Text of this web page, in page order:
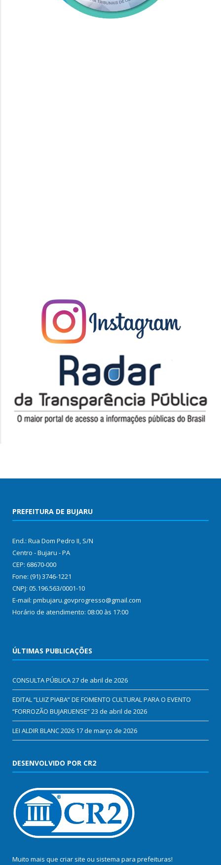
PREFEITURA DE BUJARU
End.: Rua Dom Pedro II, S/N
Centro - Bujaru - PA
CEP: 68670-000
Fone: (91) 3746-1221
CNPJ: 05.196.563/0001-10
E-mail: pmbujaru.govprogresso@gmail.com
Horário de atendimento: 08:00 às 17:00
ÚLTIMAS PUBLICAÇÕES
CONSULTA PÚBLICA27 de abril de 2026
EDITAL “LUIZ PIABA” DE FOMENTO CULTURAL PARA O EVENTO
“FORROZÃO BUJARUENSE”23 de abril de 2026
LEI ALDIR BLANC 2026 17 de março de 2026
DESENVOLVIDO POR CR2
Muito mais que criar site ou sistema para prefeituras!